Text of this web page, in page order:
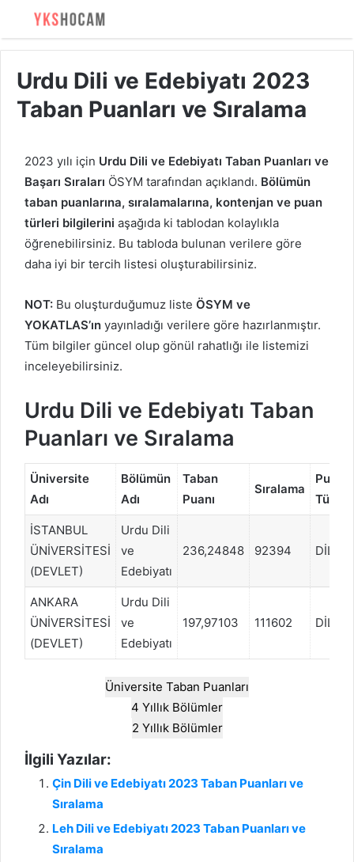
Urdu Dili ve Edebiyatı 2023
Taban Puanları ve Sıralama
2023 yılı için Urdu Dili ve Edebiyatı Taban Puanları ve
Başarı Sıraları ÖSYM tarafından açıklandı. Bölümün
taban puanlarına, sıralamalarına, kontenjan ve puan
türleri bilgilerini aşağıda ki tablodan kolaylıkla
öğrenebilirsiniz. Bu tabloda bulunan verilere göre
daha iyi bir tercih listesi oluşturabilirsiniz.
NOT: Bu oluşturduğumuz liste ÖSYM ve
YOKATLAS’ın yayınladığı verilere göre hazırlanmıştır.
Tüm bilgiler güncel olup gönül rahatlığı ile listemizi
inceleyebilirsiniz.
Urdu Dili ve Edebiyatı Taban
Puanları ve Sıralama
Üniversite
Adı
Bölümün
Adı
Taban
Puanı
Sıralama
Puan
Türü
İSTANBUL
ÜNİVERSİTESİ
(DEVLET)
Urdu Dili
ve
Edebiyatı
236,24848 92394 DİL
ANKARA
ÜNİVERSİTESİ
(DEVLET)
Urdu Dili
ve
Edebiyatı
197,97103 111602 DİL
Üniversite Taban Puanları
4 Yıllık Bölümler
2 Yıllık Bölümler
İlgili Yazılar:
Çin Dili ve Edebiyatı 2023 Taban Puanları ve
Sıralama
Leh Dili ve Edebiyatı 2023 Taban Puanları ve
Sıralama